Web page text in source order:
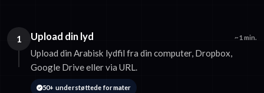
1 Upload din lyd ~1 min.
Upload din Arabisk lydfil fra din computer, Dropbox,
Google Drive eller via URL.
50+ understøttede formater